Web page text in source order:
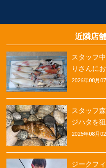
近隣店
スタッフ
りさんに
2026年08月
スタッフ
ジハタを
2026年08月
ジークフ